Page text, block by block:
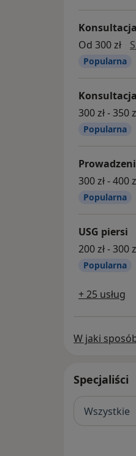
Od 300 zł
Popularna
300 zł - 350
Popularna
300 zł - 400
Popularna
USG piersi
200 zł - 300
Popularna
+ 25 usług
W jaki
Specjaliści
Wszystkie